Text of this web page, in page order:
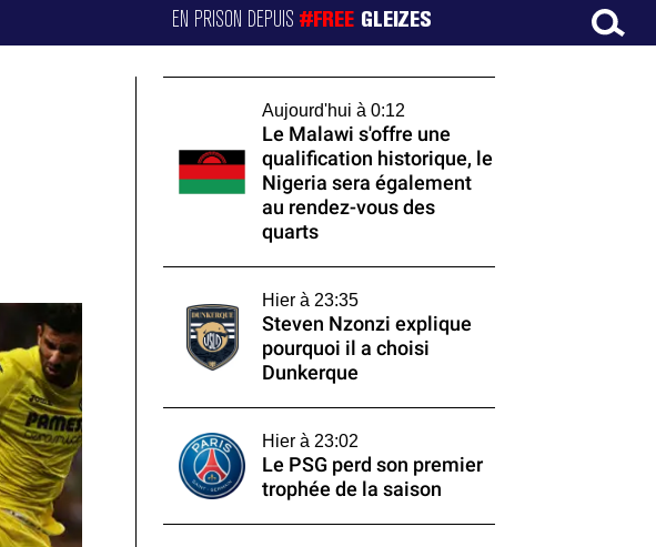
EN PRISON DEPUIS#FREE GLEIZES
Aujourd'hui à 0:12
Le Malawi s'offre une
qualification historique, le
Nigeria sera également
au rendez-vous des
quarts
Hier à 23:35
Steven Nzonzi explique
pourquoi il a choisi
Dunkerque
Hier à 23:02
Le PSG perd son premier
trophée de la saison